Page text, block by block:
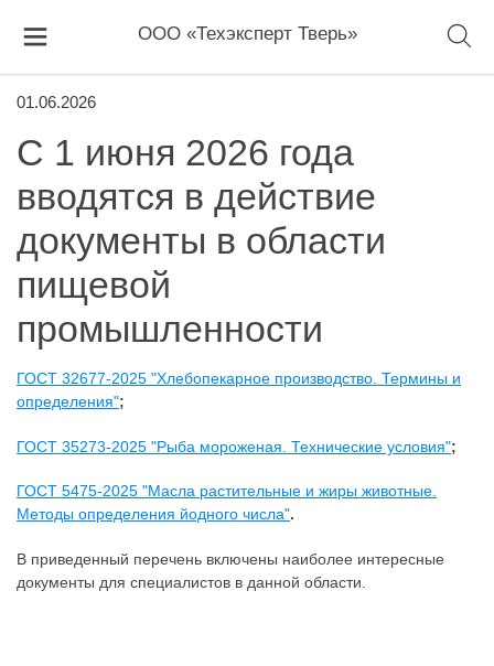
ООО «Техэксперт Тверь»
01.06.2026
С 1 июня 2026 года
вводятся в действие
документы в области
пищевой
промышленности
ГОСТ 32677-2025 "Хлебопекарное производство. Термины и
определения";
ГОСТ 35273-2025 "Рыба мороженая. Технические условия";
ГОСТ 5475-2025 "Масла растительные и жиры животные.
Методы определения йодного числа".
В приведенный перечень включены наиболее интересные
документы для специалистов в данной области.